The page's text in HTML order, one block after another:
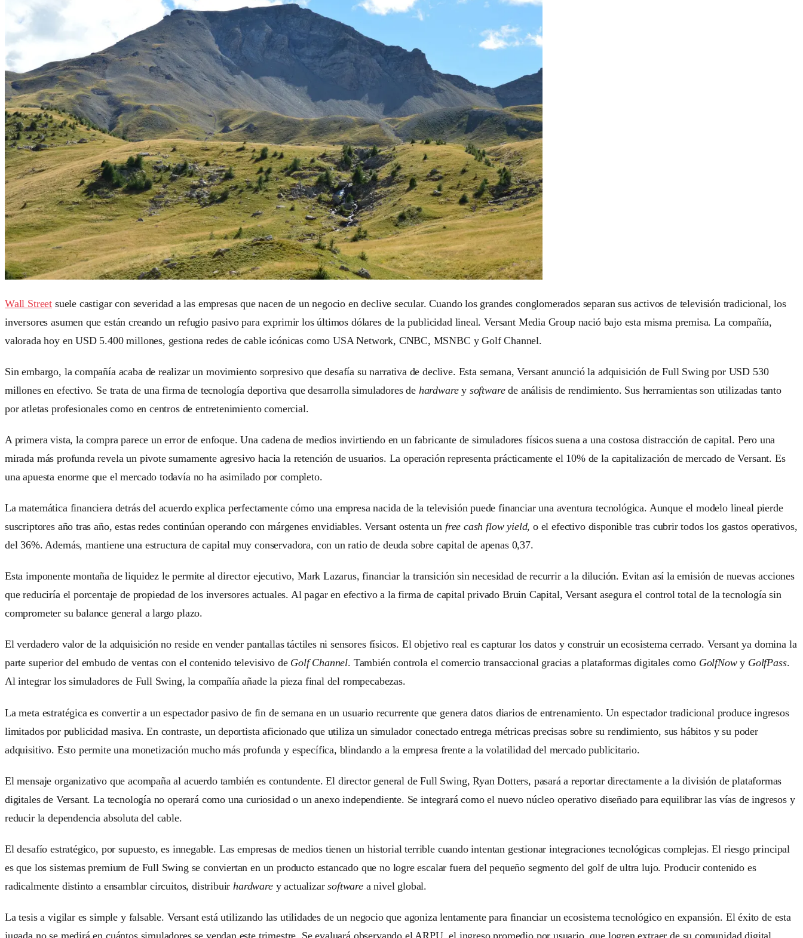
Wall Street suele castigar con severidad a las empresas que nacen de un negocio en declive secular. Cuando los grandes conglomerados separan sus activos de televisión tradicional, los
inversores asumen que están creando un refugio pasivo para exprimir los últimos dólares de la publicidad lineal. Versant Media Group nació bajo esta misma premisa. La compañía,
valorada hoy en USD 5.400 millones, gestiona redes de cable icónicas como USA Network, CNBC, MSNBC y Golf Channel.
Sin embargo, la compañía acaba de realizar un movimiento sorpresivo que desafía su narrativa de declive. Esta semana, Versant anunció la adquisición de Full Swing por USD 530
millones en efectivo. Se trata de una firma de tecnología deportiva que desarrolla simuladores de hardwarey softwarede análisis de rendimiento. Sus herramientas son utilizadas tanto
por atletas profesionales como en centros de entretenimiento comercial.
A primera vista, la compra parece un error de enfoque. Una cadena de medios invirtiendo en un fabricante de simuladores físicos suena a una costosa distracción de capital. Pero una
mirada más profunda revela un pivote sumamente agresivo hacia la retención de usuarios. La operación representa prácticamente el 10% de la capitalización de mercado de Versant. Es
una apuesta enorme que el mercado todavía no ha asimilado por completo.
La matemática financiera detrás del acuerdo explica perfectamente cómo una empresa nacida de la televisión puede financiar una aventura tecnológica. Aunque el modelo lineal pierde
suscriptores año tras año, estas redes continúan operando con márgenes envidiables. Versant ostenta un free cash flow yield, o el efectivo disponible tras cubrir todos los gastos operativos,
del 36%. Además, mantiene una estructura de capital muy conservadora, con un ratio de deuda sobre capital de apenas 0,37.
Esta imponente montaña de liquidez le permite al director ejecutivo, Mark Lazarus, financiar la transición sin necesidad de recurrir a la dilución. Evitan así la emisión de nuevas acciones
que reduciría el porcentaje de propiedad de los inversores actuales. Al pagar en efectivo a la firma de capital privado Bruin Capital, Versant asegura el control total de la tecnología sin
comprometer su balance general a largo plazo.
El verdadero valor de la adquisición no reside en vender pantallas táctiles ni sensores físicos. El objetivo real es capturar los datos y construir un ecosistema cerrado. Versant ya domina la
parte superior del embudo de ventas con el contenido televisivo de Golf Channel. También controla el comercio transaccional gracias a plataformas digitales como GolfNowy GolfPass.
Al integrar los simuladores de Full Swing, la compañía añade la pieza final del rompecabezas.
La meta estratégica es convertir a un espectador pasivo de fin de semana en un usuario recurrente que genera datos diarios de entrenamiento. Un espectador tradicional produce ingresos
limitados por publicidad masiva. En contraste, un deportista aficionado que utiliza un simulador conectado entrega métricas precisas sobre su rendimiento, sus hábitos y su poder
adquisitivo. Esto permite una monetización mucho más profunda y específica, blindando a la empresa frente a la volatilidad del mercado publicitario.
El mensaje organizativo que acompaña al acuerdo también es contundente. El director general de Full Swing, Ryan Dotters, pasará a reportar directamente a la división de plataformas
digitales de Versant. La tecnología no operará como una curiosidad o un anexo independiente. Se integrará como el nuevo núcleo operativo diseñado para equilibrar las vías de ingresos y
reducir la dependencia absoluta del cable.
El desafío estratégico, por supuesto, es innegable. Las empresas de medios tienen un historial terrible cuando intentan gestionar integraciones tecnológicas complejas. El riesgo principal
es que los sistemas premium de Full Swing se conviertan en un producto estancado que no logre escalar fuera del pequeño segmento del golf de ultra lujo. Producir contenido es
radicalmente distinto a ensamblar circuitos, distribuir hardwarey actualizarsoftwarea nivel global.
La tesis a vigilar es simple y falsable. Versant está utilizando las utilidades de un negocio que agoniza lentamente para financiar un ecosistema tecnológico en expansión. El éxito de esta
jugada no se medirá en cuántos simuladores se vendan este trimestre. Se evaluará observando el ARPU, el ingreso promedio por usuario, que logren extraer de su comunidad digital